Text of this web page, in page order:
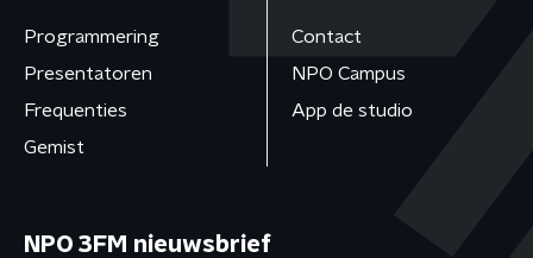
Programmering
Presentatoren
Frequenties
Gemist
Contact
NPO Campus
App de studio
NPO 3FM nieuwsbrief